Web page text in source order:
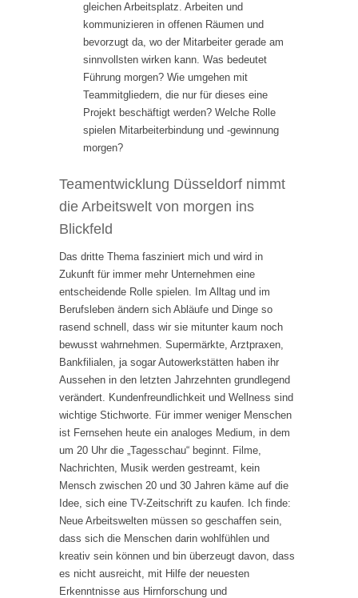
gleichen Arbeitsplatz. Arbeiten und
kommunizieren in offenen Räumen und
bevorzugt da, wo der Mitarbeiter gerade am
sinnvollsten wirken kann. Was bedeutet
Führung morgen? Wie umgehen mit
Teammitgliedern, die nur für dieses eine
Projekt beschäftigt werden? Welche Rolle
spielen Mitarbeiterbindung und -gewinnung
morgen?
Teamentwicklung Düsseldorf nimmt
die Arbeitswelt von morgen ins
Blickfeld
Das dritte Thema fasziniert mich und wird in
Zukunft für immer mehr Unternehmen eine
entscheidende Rolle spielen. Im Alltag und im
Berufsleben ändern sich Abläufe und Dinge so
rasend schnell, dass wir sie mitunter kaum noch
bewusst wahrnehmen. Supermärkte, Arztpraxen,
Bankfilialen, ja sogar Autowerkstätten haben ihr
Aussehen in den letzten Jahrzehnten grundlegend
verändert. Kundenfreundlichkeit und Wellness sind
wichtige Stichworte. Für immer weniger Menschen
ist Fernsehen heute ein analoges Medium, in dem
um 20 Uhr die „Tagesschau“ beginnt. Filme,
Nachrichten, Musik werden gestreamt, kein
Mensch zwischen 20 und 30 Jahren käme auf die
Idee, sich eine TV-Zeitschrift zu kaufen. Ich finde:
Neue Arbeitswelten müssen so geschaffen sein,
dass sich die Menschen darin wohlfühlen und
kreativ sein können und bin überzeugt davon, dass
es nicht ausreicht, mit Hilfe der neuesten
Erkenntnisse aus Hirnforschung und